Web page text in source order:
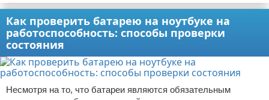
Как проверить батарею на ноутбуке на
работоспособность: способы проверки
состояния
Несмотря на то, что батареи являются обязательным